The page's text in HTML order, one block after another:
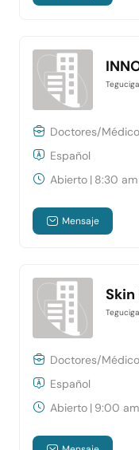
Doctores/
Español
Abierto | 8:30
Mensaje
Doctores/
Español
Abierto | 9:00